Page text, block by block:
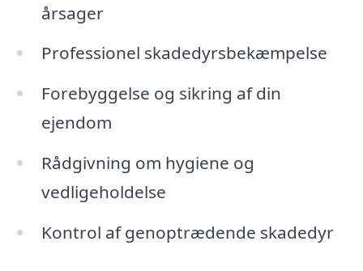
årsager
Professionel skadedyrsbekæmpelse
Forebyggelse og sikring af din
ejendom
Rådgivning om hygiene og
vedligeholdelse
Kontrol af genoptrædende skadedyr